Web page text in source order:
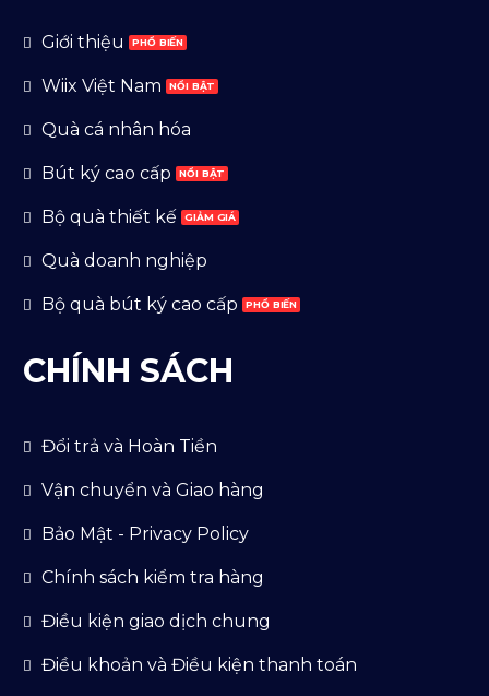
Giới thiệu
Wiix Việt Nam
Quà cá nhân hóa
Bút ký cao cấp
Bộ quà thiết kế
Quà doanh nghiệp
Bộ quà bút ký cao cấp
CHÍNH SÁCH
Đổi trả và Hoàn Tiền
Vận chuyển và Giao hàng
Bảo Mật - Privacy Policy
Chính sách kiểm tra hàng
Điều kiện giao dịch chung
Điều khoản và Điều kiện thanh toán